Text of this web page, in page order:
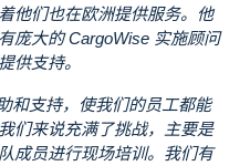
他们也在欧洲提供服务。他
庞大的 CargoWise 实施顾问
供支持。
和支持，使我们的员工都能
们来说充满了挑战，主要是
成员进行现场培训。我们有